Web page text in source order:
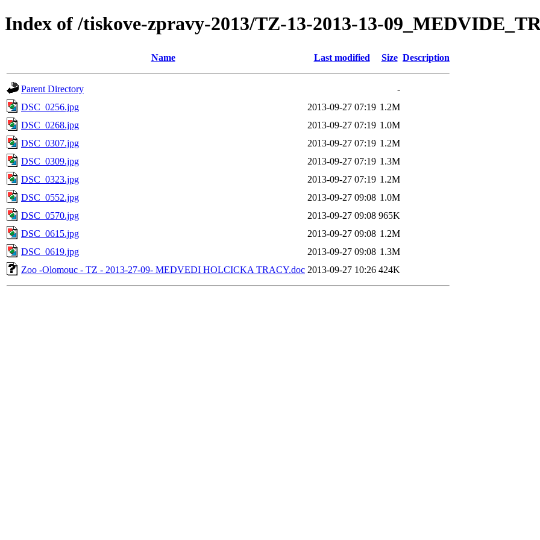
Index of /tiskove-zpravy-2013/TZ-13-2013-13-
Name Last modified Size Description
Parent Directory
-
DSC_0256.jpg
2013-09-27 07:19 1.2M
DSC_0268.jpg
2013-09-27 07:19 1.0M
DSC_0307.jpg
2013-09-27 07:19 1.2M
DSC_0309.jpg
2013-09-27 07:19 1.3M
DSC_0323.jpg
2013-09-27 07:19 1.2M
DSC_0552.jpg
2013-09-27 09:08 1.0M
DSC_0570.jpg
2013-09-27 09:08 965K
DSC_0615.jpg
2013-09-27 09:08 1.2M
DSC_0619.jpg
2013-09-27 09:08 1.3M
Zoo -Olomouc - TZ - 2013-27-09- MEDVEDI HOLCICKA TRACY.doc 2013-09-27 10:26 424K